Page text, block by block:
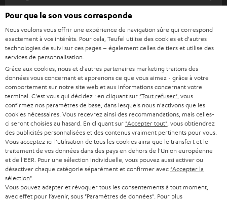
u
s
à
l
a
n
e
w
s
l
e
t
t
HOME CINEMA
SYSTEMES COMPLETS HOME CINEMA
STEREO
SMART HOME
BLUETOOTH
CASQUES AUDIO
CASQUES BLUETOOTH AUDIO
SYSTEMES COMPLETS
SUPPORT
CARRIÈRE
PRESSE
B2B
BLOG
NEWSLETTER
MAGASINS
Boutiques en ligne Teufel
ALLEMAGNE
AUTRICHE
SUISSE
PAYS-BAS
BELGIQUE
Pour que le son vous corresponde
Nous voulons vous offrir une expérience de navigation sûre qui correspond
exactement à vos intérêts. Pour cela, Teufel utilise des cookies et d'autres
technologies de suivi sur ces pages – également celles de tiers et utilise des
services de personnalisation.
Grâce aux cookies, nous et d'autres partenaires marketing traitons des
données vous concernant et apprenons ce que vous aimez - grâce à votre
comportement sur notre site web et aux informations concernant votre
terminal. C'est vous qui décidez : en cliquant sur "Tout refuser" , vous
confirmez nos paramètres de base, dans lesquels nous n'activons que les
cookies nécessaires. Vous recevrez ainsi des recommandations, mais celles-
ci seront choisies au hasard. En cliquant sur "Accepter tout" , vous obtiendrez
des publicités personnalisées et des contenus vraiment pertinents pour vous.
Vous acceptez ici l'utilisation de tous les cookies ainsi que le transfert et le
traitement de vos données dans des pays en dehors de l'Union européenne
et de l'EER. Pour une sélection individuelle, vous pouvez aussi activer ou
désactiver chaque catégorie séparément et confirmer avec "Accepter la
sélection"
Vous pouvez adapter et révoquer tous les consentements à tout moment,
avec effet pour l’avenir, sous "Paramètres de données". Pour plus